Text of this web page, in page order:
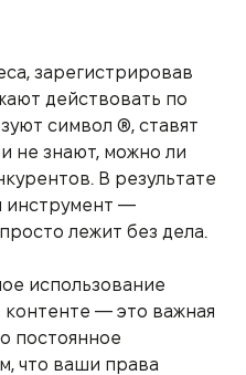
зарегистрировав
действовать по
символ ®, ставят
не знают, можно ли
В результате
инструмент —
лежит без дела.
использование
— это важная
постоянное
что ваши права